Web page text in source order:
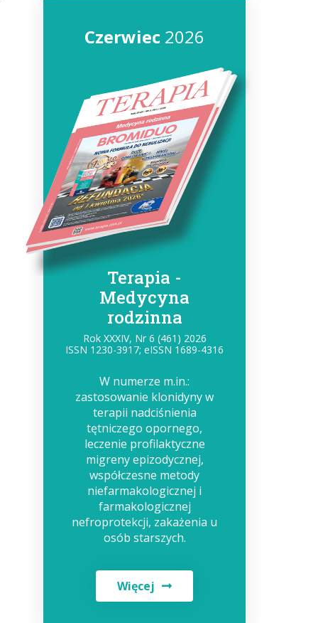
Czerwiec 2026
Terapia -
Medycyna
rodzinna
Rok XXXIV, Nr 6 (461) 2026
ISSN 1230-3917; eISSN 1689-4316
W numerze m.in.:
zastosowanie klonidyny w
terapii nadciśnienia
tętniczego opornego,
leczenie profilaktyczne
migreny epizodycznej,
współczesne metody
niefarmakologicznej i
farmakologicznej
nefroprotekcji, zakażenia u
osób starszych.
Więcej